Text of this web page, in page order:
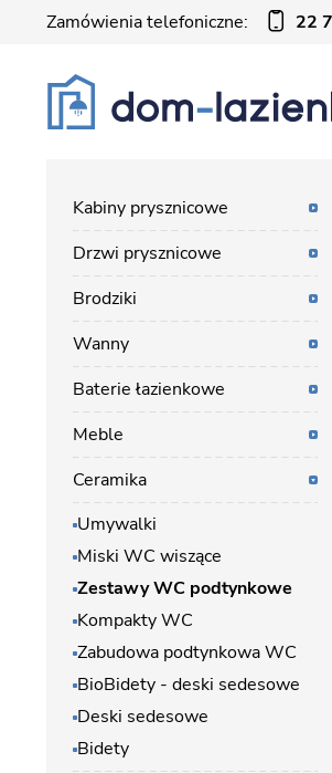
Zamówienia telefoniczne: 22
Kabiny prysznicowe
Drzwi prysznicowe
Brodziki
Wanny
Baterie łazienkowe
Meble
Ceramika
Umywalki
Miski WC wiszące
Zestawy WC podtynkowe
Kompakty WC
Zabudowa podtynkowa WC
BioBidety - deski sedesowe
Deski sedesowe
Bidety